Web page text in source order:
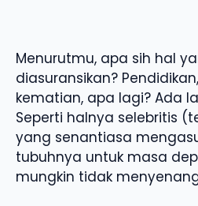
Menurutmu, apa sih hal
diasuransikan?
kematian, apa lagi? Ada
Seperti halnya selebritis
yang senantiasa
tubuhnya untuk masa
mungkin tidak